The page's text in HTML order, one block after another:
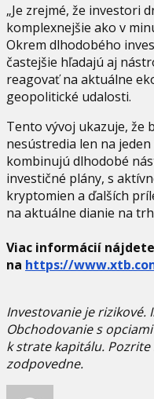
„Je zrejmé, že investori
komplexnejšie ako v
Okrem dlhodobého
častejšie hľadajú aj
reagovať na aktuálne
geopolitické udalosti.
Tento vývoj ukazuje, že
nesústredia len na
kombinujú dlhodobé
investičné plány, s
kryptomien a ďalších
na aktuálne dianie na
Viac informácií nájdete
na https://
Investovanie je rizikové.
Obchodovanie s
k strate kapitálu. Pozrite
zodpovedne.